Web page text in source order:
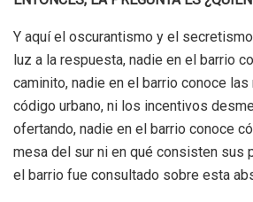
Y aquí el oscurantismo y el
luz a la respuesta, nadie en el barrio
caminito, nadie en el barrio conoce
código urbano, ni los incentivos
ofertando, nadie en el barrio conoce
mesa del sur ni en qué consisten sus
el barrio fue consultado sobre esta